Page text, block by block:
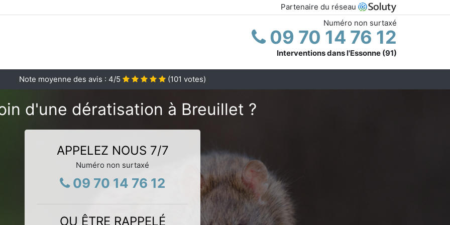
Partenaire du réseau
Numéro non surtaxé
09 70 14 76 12
Interventions dans l'Essonne (91)
Note moyenne des avis : 4/5 (101 votes)
d'une dératisation à Breuillet ?
APPELEZ NOUS 7/7
Numéro non surtaxé
09 70 14 76 12
OU ÊTRE RAPPELÉ